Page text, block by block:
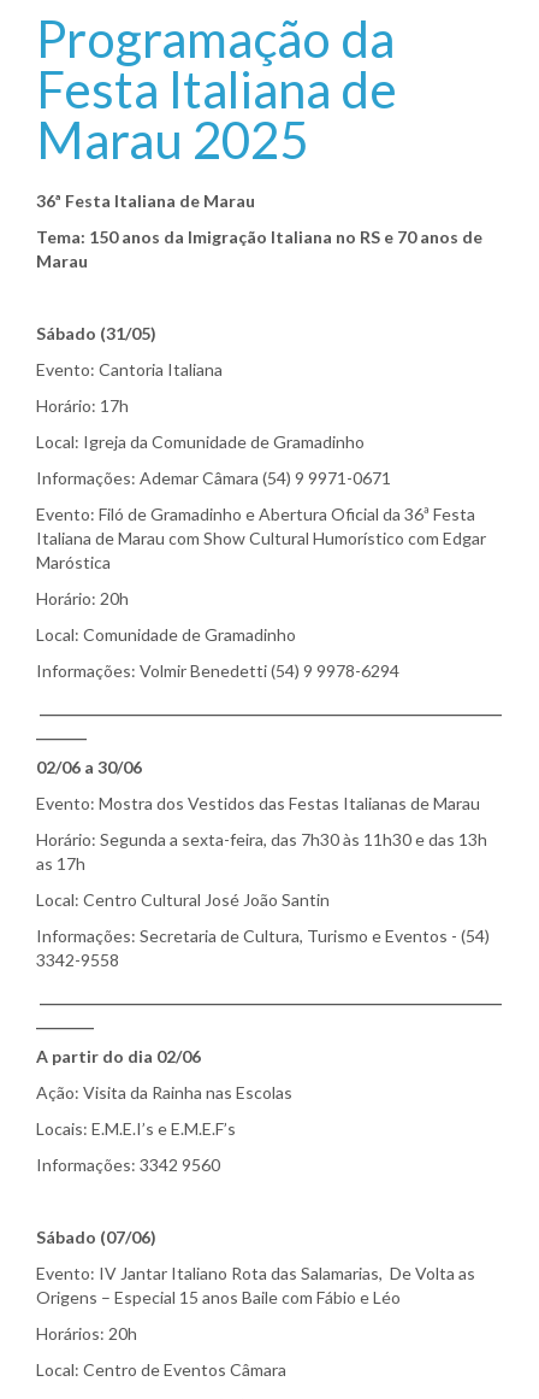
Programação da
Festa Italiana de
Marau 2025
36ª Festa Italiana de Marau
Tema: 150 anos da Imigração Italiana no RS e 70 anos de
Marau
Sábado (31/05)
Evento: Cantoria Italiana
Horário: 17h
Local: Igreja da Comunidade de Gramadinho
Informações: Ademar Câmara (54) 9 9971-0671
Evento: Filó de Gramadinho e Abertura Oficial da 36ª Festa
Italiana de Marau com Show Cultural Humorístico com Edgar
Maróstica
Horário: 20h
Local: Comunidade de Gramadinho
Informações: Volmir Benedetti (54) 9 9978-6294
02/06 a 30/06
Evento: Mostra dos Vestidos das Festas Italianas de Marau
Horário: Segunda a sexta-feira, das 7h30 às 11h30 e das 13h
as 17h
Local: Centro Cultural José João Santin
Informações: Secretaria de Cultura, Turismo e Eventos - (54)
3342-9558
A partir do dia 02/06
Ação: Visita da Rainha nas Escolas
Locais: E.M.E.I’s e E.M.E.F’s
Informações: 3342 9560
Sábado (07/06)
Evento: IV Jantar Italiano Rota das Salamarias, De Volta as
Origens – Especial 15 anos Baile com Fábio e Léo
Horários: 20h
Local: Centro de Eventos Câmara